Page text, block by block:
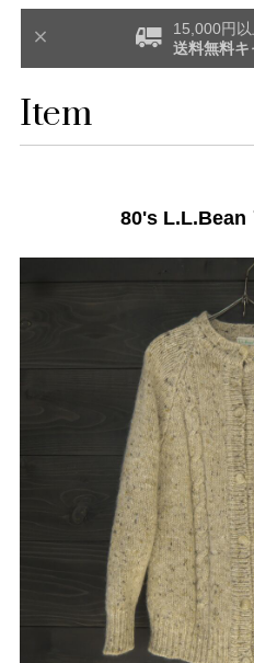
15,000円
送料無料キ
Item
80's L.L.Bean